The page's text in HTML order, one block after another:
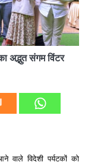
अद्भुत संगम विंटर
वाले विदेशी पर्यटकों को